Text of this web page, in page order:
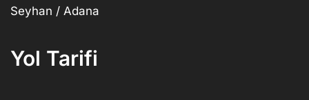
Seyhan / Adana
Yol Tarifi